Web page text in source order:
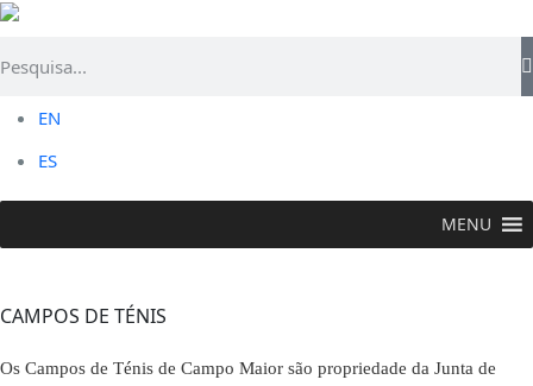
EN
ES
MENU
CAMPOS DE TÉNIS
Os Campos de Ténis de Campo Maior são propriedade da Junta de